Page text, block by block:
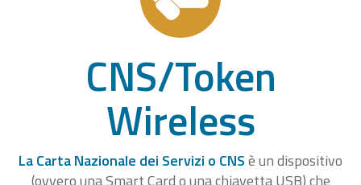
CNS/Token
Wireless
La Carta Nazionale dei Servizi o CNSè un dispositivo
(ovvero una Smart Card o una chiavetta USB) che